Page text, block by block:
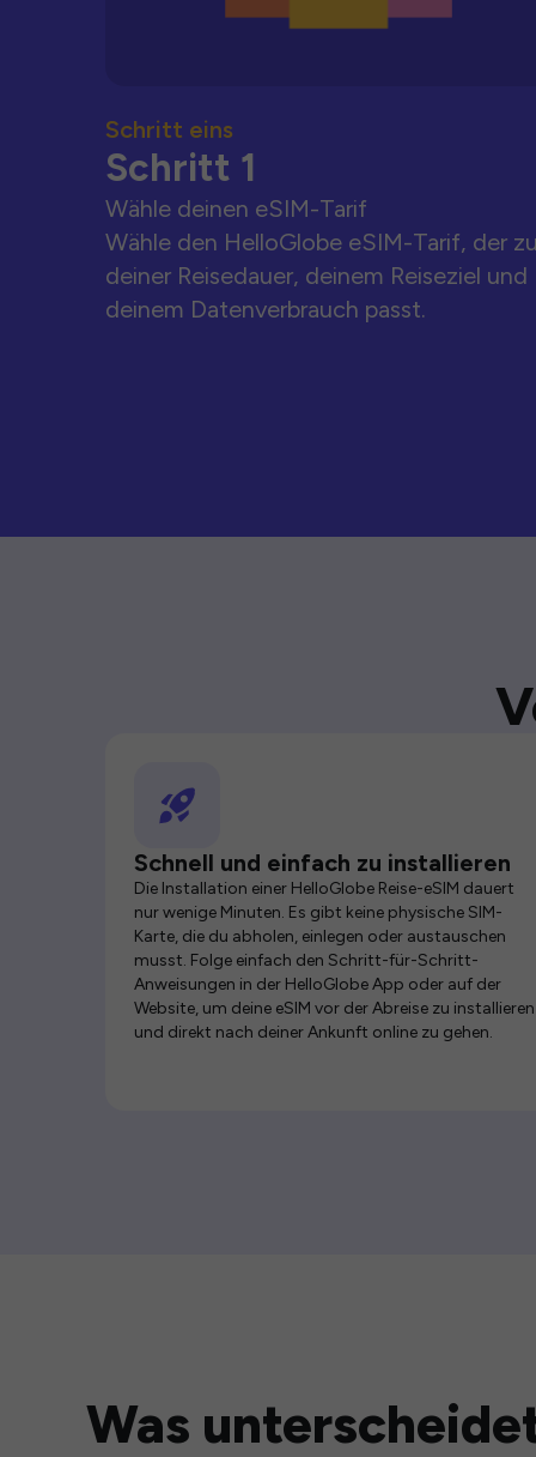
Schritt eins
Schritt 1
Wähle deinen eSIM-Tarif
Wähle den HelloGlobe eSIM-Tarif, der
deiner Reisedauer, deinem Reiseziel und
deinem Datenverbrauch passt.
Schnell und einfach zu installieren
Die Installation einer HelloGlobe Reise-eSIM dauert
nur wenige Minuten. Es gibt keine physische SIM-
Karte, die du abholen, einlegen oder austauschen
musst. Folge einfach den Schritt-für-Schritt-
Anweisungen in der HelloGlobe App oder auf der
Website, um deine eSIM vor der Abreise zu installieren
und direkt nach deiner Ankunft online zu gehen.
Was